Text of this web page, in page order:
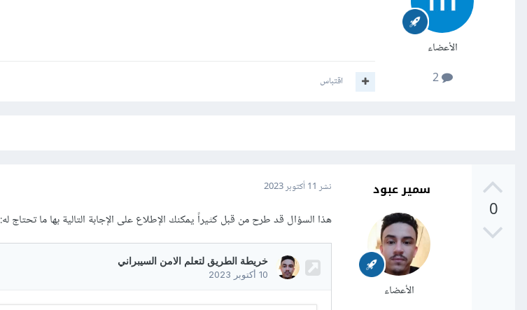
الأعضاء
2
اقتباس
0
سمير عبود
الأعضاء
نشر 11 أكتوبر 2023
هذا السؤال قد طرح من قبل كثيراً يمكنك الإطلاع على الإجابة التالية بها ما تحتاج له: